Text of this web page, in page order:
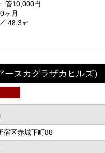
・ 管10,000円
ヶ月
48.3㎡
ースカグラザカヒルズ）
宿区赤城下町88